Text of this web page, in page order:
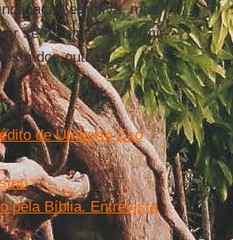
emotiva, mas
sem comer ou dormir,
dos outros.
de Umberto Eco
pela Bíblia. Entrevista